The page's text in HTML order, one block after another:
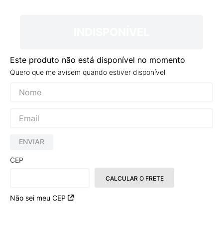
Este produto não está disponível no momento
Quero que me avisem quando estiver disponível
ENVIAR
CEP
Não sei meu CEP
CALCULAR O FRETE